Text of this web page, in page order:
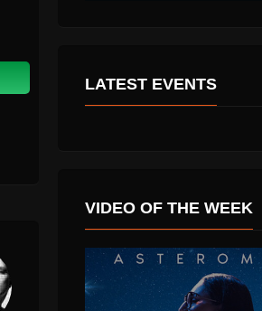
LATEST EVENTS
VIDEO OF THE WEEK